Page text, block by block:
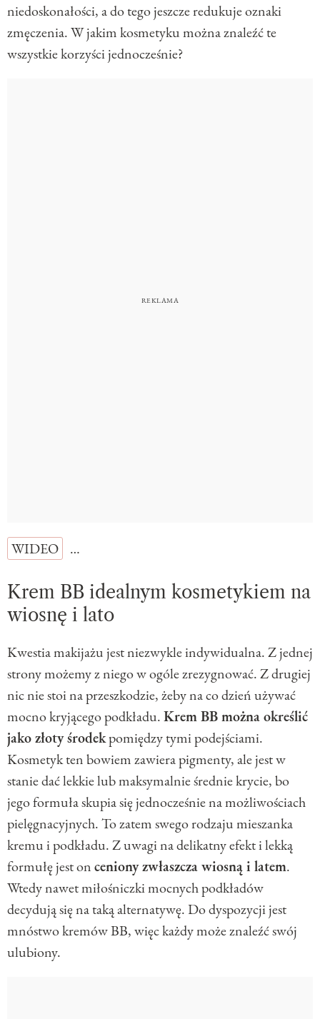
niedoskonałości, a do tego jeszcze redukuje oznaki
zmęczenia. W jakim kosmetyku można znaleźć te
wszystkie korzyści jednocześnie?
WIDEO …
Krem BB idealnym kosmetykiem na
wiosnę i lato
Kwestia makijażu jest niezwykle indywidualna. Z jednej
strony możemy z niego w ogóle zrezygnować. Z drugiej
nic nie stoi na przeszkodzie, żeby na co dzień używać
mocno kryjącego podkładu.Krem BB można określić
jako złoty środekpomiędzy tymi podejściami.
Kosmetyk ten bowiem zawiera pigmenty, ale jest w
stanie dać lekkie lub maksymalnie średnie krycie, bo
jego formuła skupia się jednocześnie na możliwościach
pielęgnacyjnych. To zatem swego rodzaju mieszanka
kremu i podkładu. Z uwagi na delikatny efekt i lekką
formułę jest onceniony zwłaszcza wiosną i latem.
Wtedy nawet miłośniczki mocnych podkładów
decydują się na taką alternatywę. Do dyspozycji jest
mnóstwo kremów BB, więc każdy może znaleźć swój
ulubiony.